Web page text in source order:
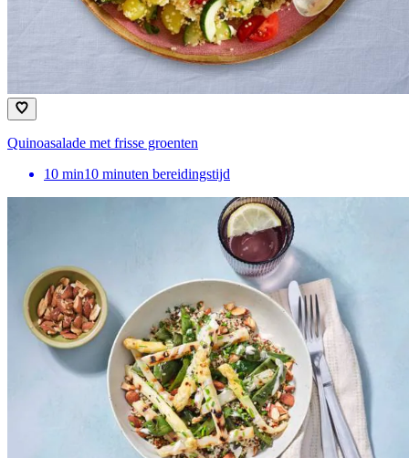
Quinoasalade met frisse groenten
10 min10 minuten bereidingstijd